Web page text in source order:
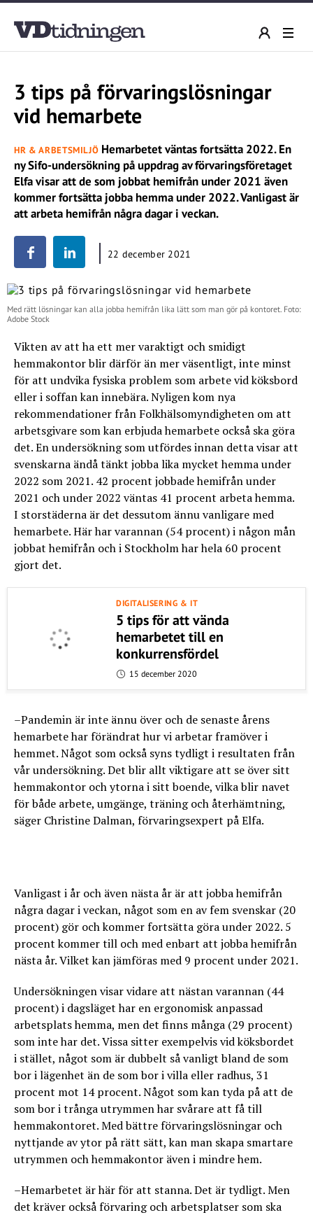
3 tips på förvaringslösningar
vid hemarbete
HR & ARBETSMILJÖ Hemarbetet väntas fortsätta 2022. En
ny Sifo-undersökning på uppdrag av förvaringsföretaget
Elfa visar att de som jobbat hemifrån under 2021 även
kommer fortsätta jobba hemma under 2022. Vanligast är
att arbeta hemifrån några dagar i veckan.
22 december 2021
Med rätt lösningar kan alla jobba hemifrån lika lätt som man gör på kontoret. Foto:
Adobe Stock
Vikten av att ha ett mer varaktigt och smidigt
hemmakontor blir därför än mer väsentligt, inte minst
för att undvika fysiska problem som arbete vid köksbord
eller i soffan kan innebära. Nyligen kom nya
rekommendationer från Folkhälsomyndigheten om att
arbetsgivare som kan erbjuda hemarbete också ska göra
det. En undersökning som utfördes innan detta visar att
svenskarna ändå tänkt jobba lika mycket hemma under
2022 som 2021. 42 procent jobbade hemifrån under
2021 och under 2022 väntas 41 procent arbeta hemma.
I storstäderna är det dessutom ännu vanligare med
hemarbete. Här har varannan (54 procent) i någon mån
jobbat hemifrån och i Stockholm har hela 60 procent
gjort det.
DIGITALISERING & IT
5 tips för att vända
hemarbetet till en
konkurrensfördel
15 december 2020
–Pandemin är inte ännu över och de senaste årens
hemarbete har förändrat hur vi arbetar framöver i
hemmet. Något som också syns tydligt i resultaten från
vår undersökning. Det blir allt viktigare att se över sitt
hemmakontor och ytorna i sitt boende, vilka blir navet
för både arbete, umgänge, träning och återhämtning,
säger Christine Dalman, förvaringsexpert på Elfa.
Vanligast i år och även nästa år är att jobba hemifrån
några dagar i veckan, något som en av fem svenskar (20
procent) gör och kommer fortsätta göra under 2022. 5
procent kommer till och med enbart att jobba hemifrån
nästa år. Vilket kan jämföras med 9 procent under 2021.
Undersökningen visar vidare att nästan varannan (44
procent) i dagsläget har en ergonomisk anpassad
arbetsplats hemma, men det finns många (29 procent)
som inte har det. Vissa sitter exempelvis vid köksbordet
i stället, något som är dubbelt så vanligt bland de som
bor i lägenhet än de som bor i villa eller radhus, 31
procent mot 14 procent. Något som kan tyda på att de
som bor i trånga utrymmen har svårare att få till
hemmakontoret. Med bättre förvaringslösningar och
nyttjande av ytor på rätt sätt, kan man skapa smartare
utrymmen och hemmakontor även i mindre hem.
–Hemarbetet är här för att stanna. Det är tydligt. Men
det kräver också förvaring och arbetsplatser som ska